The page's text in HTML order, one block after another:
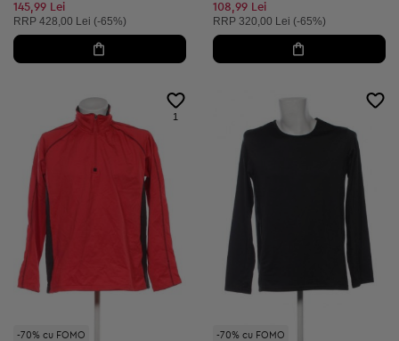
145,99 Lei
Preț recomandat:
RRP 428,00 Lei (-65%)
108,99 Lei
Preț recomandat:
RRP 320,00 Lei (-65%)
-70% cu FOMO
1
-70% cu FOMO